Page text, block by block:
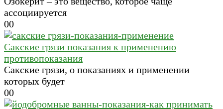
ассоциируется
00
Сакские грязи показания к применению
противопоказания
Сакские грязи, о показаниях и применении
которых будет
00